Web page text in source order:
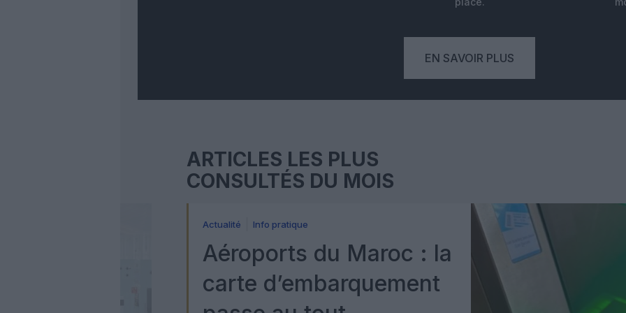
EN SAVOIR PLUS
ARTICLES LES PLUS
CONSULTÉS DU MOIS
Actualité Info pratique
Aéroports du Maroc : la
carte d’embarquement